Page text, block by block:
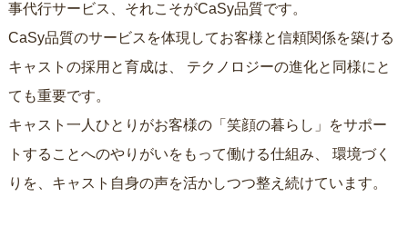
事代行サービス、それこそがCaSy品質です。
CaSy品質のサービスを体現してお客様と信頼関係を築ける
キャストの採用と育成は、
ても重要です。
キャスト一人ひとりがお客様の「笑顔の暮らし」をサポー
トすることへのやりがいをもって働ける仕組み、
りを、キャスト自身の声を活かしつつ整え続けています。